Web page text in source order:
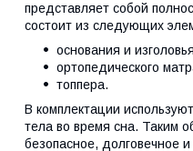
представляет собой
состоит из следующих
основания и
ортопедического
топпера.
В комплектации
тела во время сна. Таким
безопасное, долговечное